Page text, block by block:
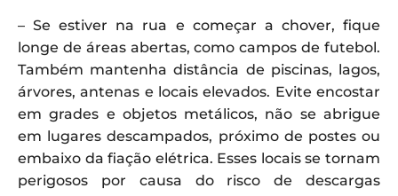
– Se estiver na rua e começar a chover, fique
longe de áreas abertas, como campos de futebol.
Também mantenha distância de piscinas, lagos,
árvores, antenas e locais elevados. Evite encostar
em grades e objetos metálicos, não se abrigue
em lugares descampados, próximo de postes ou
embaixo da fiação elétrica. Esses locais se tornam
perigosos por causa do risco de descargas